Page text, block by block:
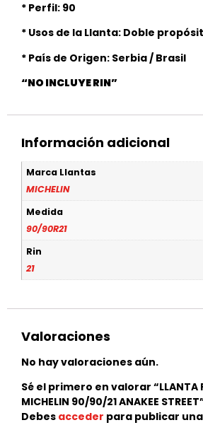
* Perfil: 90
* Usos de la Llanta: Doble
* País de Origen: Serbia / Brasil
“NO INCLUYE RIN”
Información adicional
Marca Llantas
MICHELIN
Medida
90/90R21
Rin
21
Valoraciones
No hay valoraciones aún.
Sé el primero en valorar “LLANTA
MICHELIN 90/90/21 ANAKEE
Debes acceder para publicar